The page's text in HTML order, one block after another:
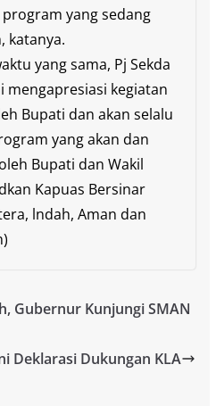
yang sedang
katanya.
yang sama, Pj Sekda
mengapresiasi kegiatan
Bupati dan akan selalu
yang akan dan
Bupati dan Wakil
Kapuas Bersinar
lndah, Aman dan
Gubernur Kunjungi SMAN
Deklarasi Dukungan KLA